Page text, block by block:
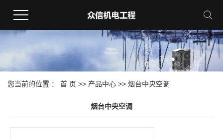
您当前的位置 ： 首 页 >> 产品中心 >> 烟台中央空调
烟台中央空调